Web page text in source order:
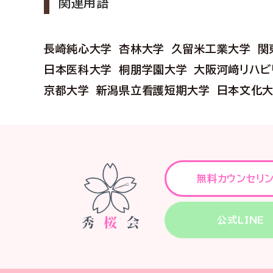
関連用語
長崎純心大学 杏林大学 久留米工業大学
関
日本医科大学
桐朋学園大学
大阪河﨑リハビ
京都大学
新潟県立看護短期大学 日本文化
無料カウンセリ
公式LINE